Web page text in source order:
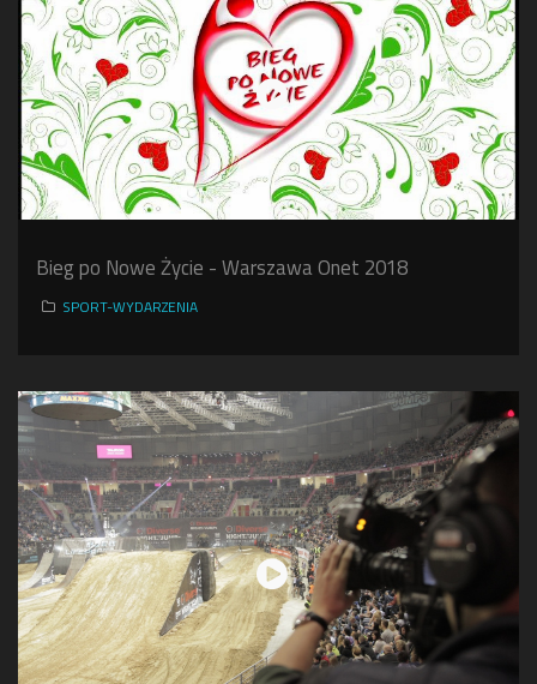
Bieg po Nowe Życie - Warszawa Onet 2018
SPORT-WYDARZENIA